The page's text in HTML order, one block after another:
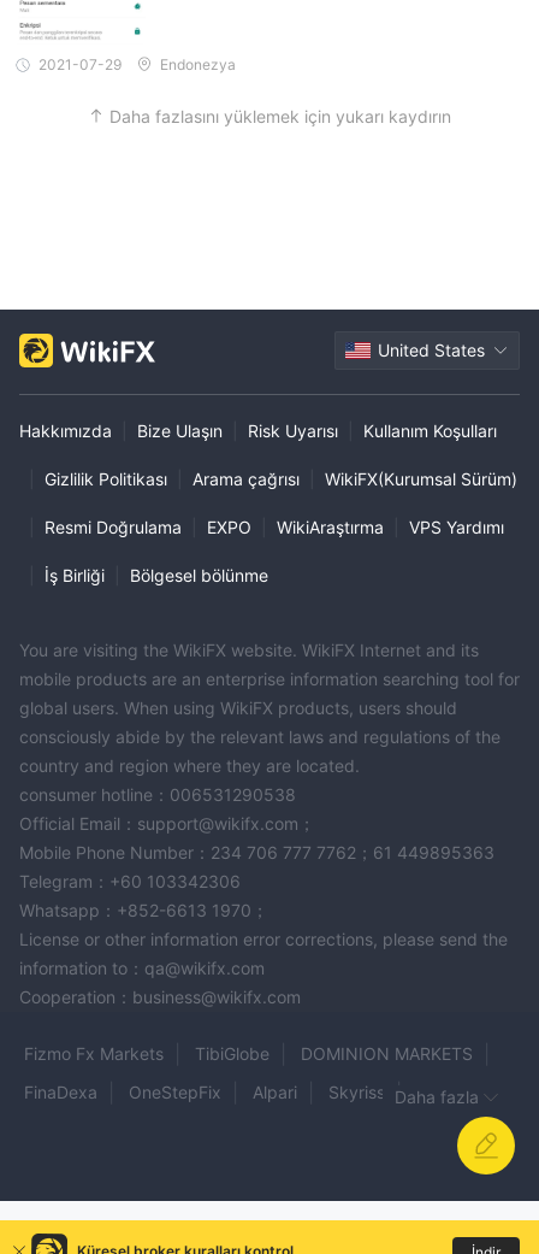
uang kita akan hilang selamanya .
2021-07-29 Endonezya
Daha fazlasını yüklemek için yukarı kaydırın
United States
Hakkımızda Bize Ulaşın Risk Uyarısı Kullanım Koşulları
Gizlilik Politikası Arama çağrısı WikiFX(Kurumsal Sürüm)
Resmi Doğrulama EXPO WikiAraştırma VPS Yardımı
İş Birliği Bölgesel bölünme
You are visiting the WikiFX website. WikiFX Internet and its
mobile products are an enterprise information searching tool for
global users. When using WikiFX products, users should
consciously abide by the relevant laws and regulations of the
country and region where they are located.
consumer hotline：006531290538
Official Email：support@wikifx.com；
Mobile Phone Number：234 706 777 7762；61 449895363
Telegram：+60 103342306
Whatsapp：+852-6613 1970；
License or other information error corrections, please send the
information to：qa@wikifx.com
Cooperation：business@wikifx.com
Fizmo Fx Markets TibiGlobe
DOMINION MARKETS
FinaDexa
OneStepFix Alpari
Skyriss
Fx Prime Pro
EXCO Avatrade
Total-Gain
Millbank Capital
Daha fazla